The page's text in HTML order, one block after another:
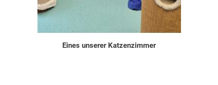
Eines unserer Katzenzimmer